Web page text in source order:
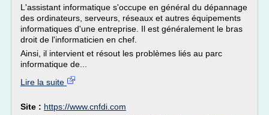
L'assistant informatique s'occupe en général du dépannage
des ordinateurs, serveurs, réseaux et autres équipements
informatiques d'une entreprise. Il est généralement le bras
droit de l'informaticien en chef.
Ainsi, il intervient et résout les problèmes liés au parc
informatique de...
Lire la suite
Site : https://www.cnfdi.com